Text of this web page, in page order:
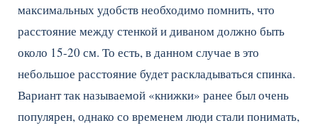
максимальных удобств необходимо помнить, что
расстояние между стенкой и диваном должно быть
около 15-20 см. То есть, в данном случае в это
небольшое расстояние будет раскладываться спинка.
Вариант так называемой «книжки» ранее был очень
популярен, однако со временем люди стали понимать,